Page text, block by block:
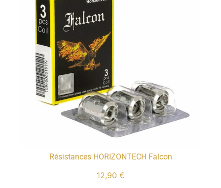
Résistances HORIZONTECH Falcon
12,90 €